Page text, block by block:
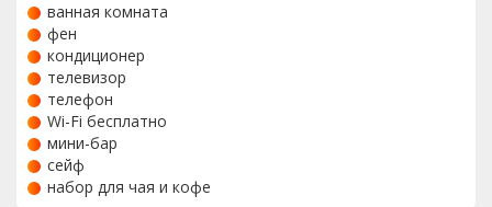
ванная комната
фен
кондиционер
телевизор
телефон
Wi-Fi бесплатно
мини-бар
сейф
набор для чая и кофе